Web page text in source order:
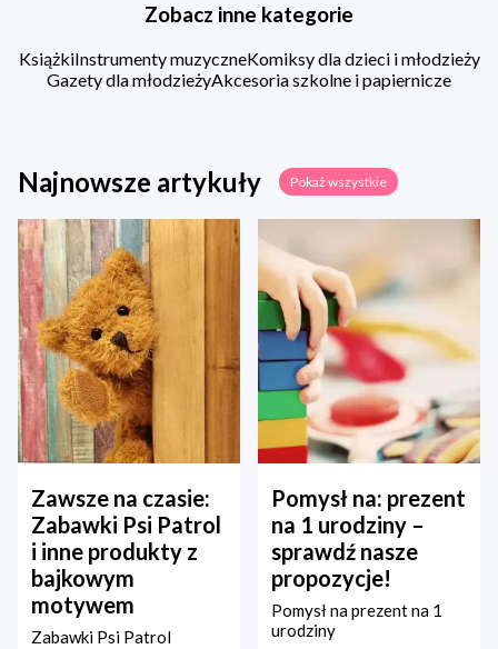
Zobacz inne kategorie
KsiążkiInstrumenty muzyczneKomiksy dla dzieci i młodzieży
Gazety dla młodzieżyAkcesoria szkolne i papiernicze
Najnowsze artykuły Pokaż wszystkie
Zawsze na czasie:
Zabawki Psi Patrol
i inne produkty z
bajkowym
motywem
Zabawki Psi Patrol
Pomysł na: prezent
na 1 urodziny –
sprawdź nasze
propozycje!
Pomysł na prezent na 1
urodziny